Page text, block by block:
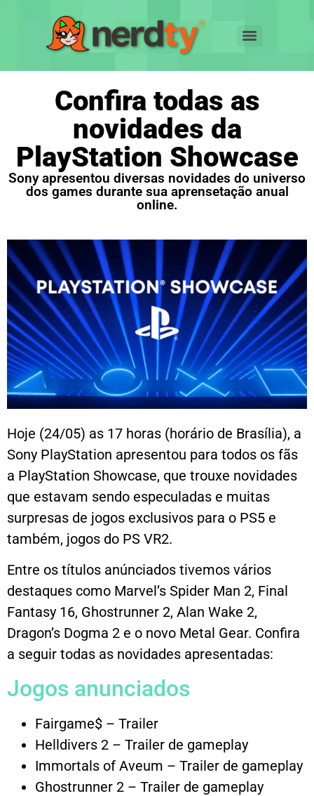
Confira todas as
novidades da
PlayStation Showcase
Sony apresentou diversas novidades do universo
dos games durante sua aprensetação anual
online.
Hoje (24/05) as 17 horas (horário de Brasília), a
Sony PlayStation apresentou para todos os fãs
a PlayStation Showcase, que trouxe novidades
que estavam sendo especuladas e muitas
surpresas de jogos exclusivos para o PS5 e
também, jogos do PS VR2.
Entre os títulos anúnciados tivemos vários
destaques como Marvel’s Spider Man 2, Final
Fantasy 16, Ghostrunner 2, Alan Wake 2,
Dragon’s Dogma 2 e o novo Metal Gear. Confira
a seguir todas as novidades apresentadas:
Jogos anunciados
Fairgame$ – Trailer
Helldivers 2 – Trailer de gameplay
Immortals of Aveum – Trailer de gameplay
Ghostrunner 2 – Trailer de gameplay